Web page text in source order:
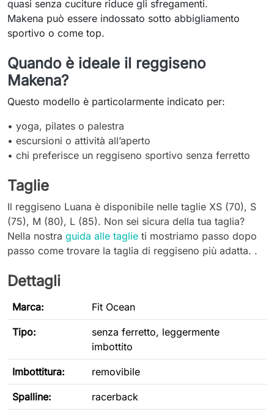
quasi senza cuciture riduce gli sfregamenti.
Makena può essere indossato sotto abbigliamento
sportivo o come top.
Quando è ideale il reggiseno
Makena?
Questo modello è particolarmente indicato per:
• yoga, pilates o palestra
• escursioni o attività all’aperto
• chi preferisce un reggiseno sportivo senza ferretto
Taglie
Il reggiseno Luana è disponibile nelle taglie XS (70), S
(75), M (80), L (85). Non sei sicura della tua taglia?
Nella nostra guida alle taglie ti mostriamo passo dopo
passo come trovare la taglia di reggiseno più adatta. .
Dettagli
Marca: Fit Ocean
Tipo:
senza ferretto, leggermente
imbottito
Imbottitura: removibile
Spalline: racerback